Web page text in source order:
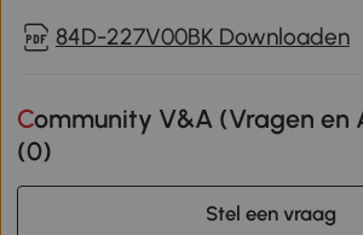
84D-227V00BK Downloaden
Community V&A (Vragen en Antwoorden)
(0)
Stel een vraag